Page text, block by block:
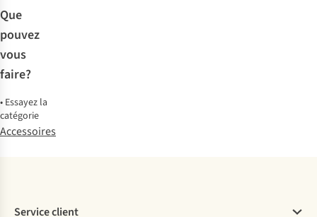
Que
pouvez
vous
faire?
• Essayez la
catégorie
Accessoires
Service client